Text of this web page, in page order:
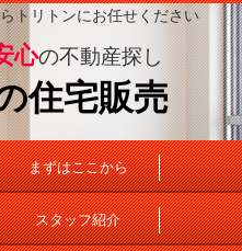
トリトンにお任せください
心の不動産探し
住宅販売
まずはここから
スタッフ紹介